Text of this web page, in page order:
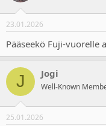
s
23.01.2026
Pääseekö Fuji-vuorelle
J Jogi
Well-Known
25.01.2026